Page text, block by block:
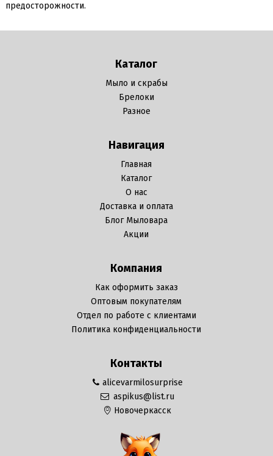
предосторожности.
Каталог
Мыло и скрабы
Брелоки
Разное
Навигация
Главная
Каталог
О нас
Доставка и оплата
Блог Мыловара
Акции
Компания
Как оформить заказ
Оптовым покупателям
Отдел по работе с клиентами
Политика конфиденциальности
Контакты
alicevarmilosurprise
aspikus@list.ru
Новочеркасск